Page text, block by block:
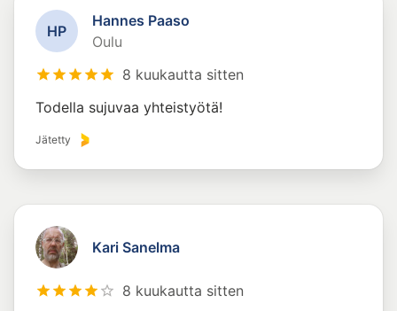
HP
Hannes Paaso
Oulu
8 kuukautta sitten
Todella sujuvaa yhteistyötä!
Jätetty
Kari Sanelma
8 kuukautta sitten